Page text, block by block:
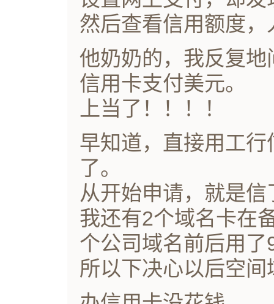
然后查看信用额度
他奶奶的，我反复
信用卡支付美元。
上当了！！！！
早知道，直接用工
了。
从开始申请，就是
我还有2个域名卡在
个公司域名前后用了
所以下决心以后空